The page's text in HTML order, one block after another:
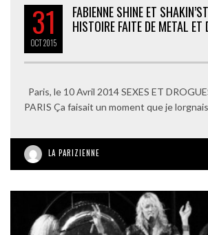
31
OCT2015
FABIENNE SHINE ET
HISTOIRE FAITE DE METAL ET
Paris, le 10 Avril 2014 SEXES ET
PARIS Ça faisait un moment que je
LA PARIZIENNE